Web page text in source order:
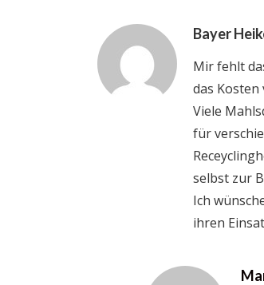
Bayer
Mir fehlt
das Kosten
Viele
für
selbst zur
Ich
ihren